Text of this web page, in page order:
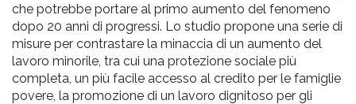
che potrebbe portare al primo aumento del fenomeno
dopo 20 anni di progressi. Lo studio propone una serie di
misure per contrastare la minaccia di un aumento del
lavoro minorile, tra cui una protezione sociale più
completa, un più facile accesso al credito per le famiglie
povere, la promozione di un lavoro dignitoso per gli